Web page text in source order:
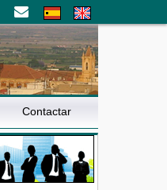
Contactar